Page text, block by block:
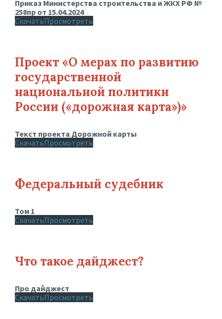
Приказ Министерства строительства и ЖКХ РФ №
258пр от 15.04.2024
СкачатьПросмотреть
Проект «О мерах по развитию
государственной
национальной политики
России («дорожная карта»)»
Текст проекта Дорожной карты
СкачатьПросмотреть
Федеральный судебник
Том 1
СкачатьПросмотреть
Что такое дайджест?
Про дайджест
СкачатьПросмотреть